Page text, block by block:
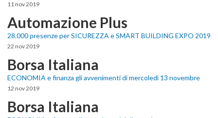
11 nov 2019
Automazione Plus
28.000 presenze per SICUREZZA e SMART BUILDING EXPO 2019
22 nov 2019
Borsa Italiana
ECONOMIA e finanza gli avvenimenti di mercoledì 13 novembre
12 nov 2019
Borsa Italiana